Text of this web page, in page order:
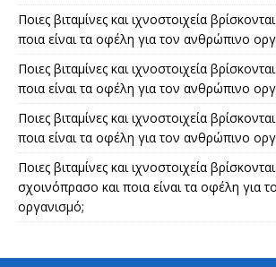
Ποιες βιταμίνες και ιχνοστοιχεία
ποια είναι τα οφέλη για τον ανθρώπινο
Ποιες βιταμίνες και ιχνοστοιχεία
ποια είναι τα οφέλη για τον ανθρώπινο
Ποιες βιταμίνες και ιχνοστοιχεία
ποια είναι τα οφέλη για τον ανθρώπινο
Ποιες βιταμίνες και ιχνοστοιχεία
σχοινόπρασο και ποια είναι τα οφέλη για
οργανισμό;